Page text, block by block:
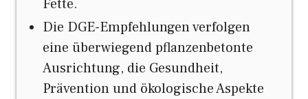
Fette.
Die DGE-Empfehlungen verfolgen
eine überwiegend pflanzenbetonte
Ausrichtung, die Gesundheit,
Prävention und ökologische Aspekte